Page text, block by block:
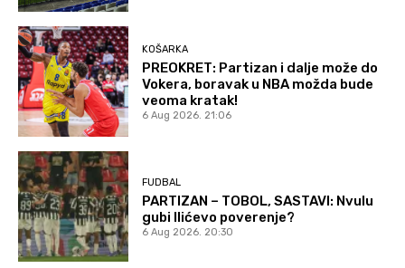
KOŠARKA
PREOKRET: Partizan i dalje može do
Vokera, boravak u NBA možda bude
veoma kratak!
6 Aug 2026. 21:06
FUDBAL
PARTIZAN – TOBOL, SASTAVI: Nvulu
gubi Ilićevo poverenje?
6 Aug 2026. 20:30